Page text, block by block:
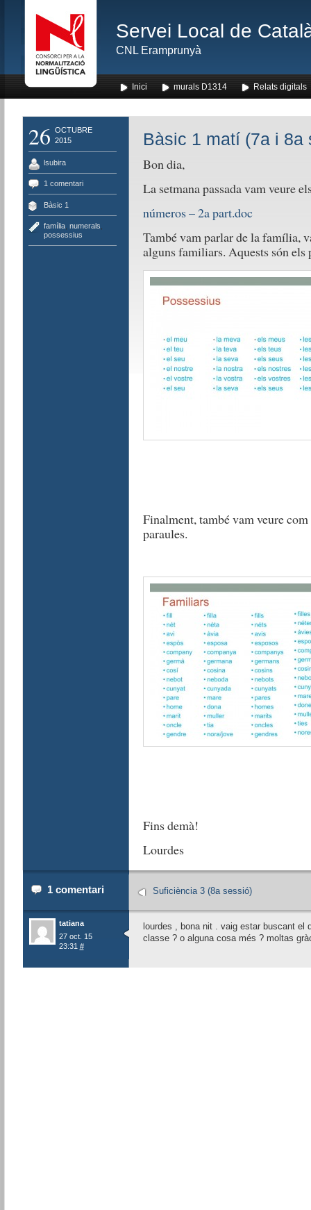
Servei Local de
CNL Eramprunyà
Inici murals D1314 Relats digitals
26 OCTUBRE
2015
lsubira
1 comentari
Bàsic 1
família, numerals
possessius
Bàsic 1 matí (7a i 8a
Bon dia,
La setmana passada vam veure
números – 2a part.doc
També vam parlar de la família,
alguns familiars. Aquests són els
Finalment, també vam veure
paraules.
Fins demà!
Lourdes
1 comentari Suficiència 3 (8a sessió)
tatiana
27 oct. 15
23:31 #
lourdes , bona nit . vaig estar buscant el
classe ? o alguna cosa més ? moltas